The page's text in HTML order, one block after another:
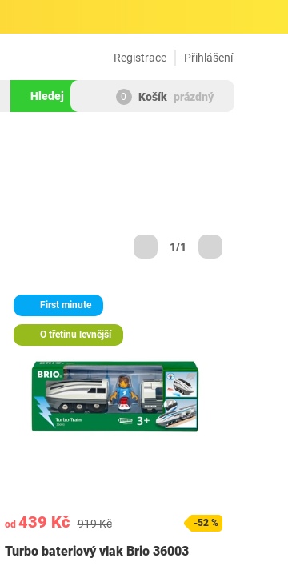
Přihlášení
Registrace
Hledej 0 Košík prázdný
1/1
First minute
O třetinu levnější
od 439 Kč 919 Kč -52 %
Turbo bateriový vlak Brio 36003